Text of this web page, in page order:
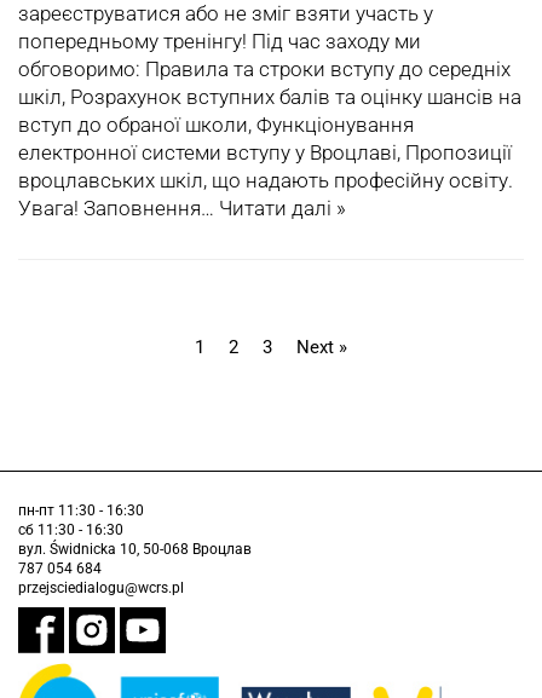
зареєструватися або не зміг взяти участь у
попередньому тренінгу! Під час заходу ми
обговоримо: Правила та строки вступу до середніх
шкіл, Розрахунок вступних балів та оцінку шансів на
вступ до обраної школи, Функціонування
електронної системи вступу у Вроцлаві, Пропозиції
вроцлавських шкіл, що надають професійну освіту.
Увага! Заповнення… Читати далі »
1 2 3 Next »
пн-пт 11:30 - 16:30
сб 11:30 - 16:30
вул. Świdnicka 10, 50-068 Вроцлав
787 054 684
przejsciedialogu@wcrs.pl